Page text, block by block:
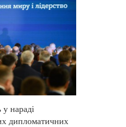
нараді
дипломатичних